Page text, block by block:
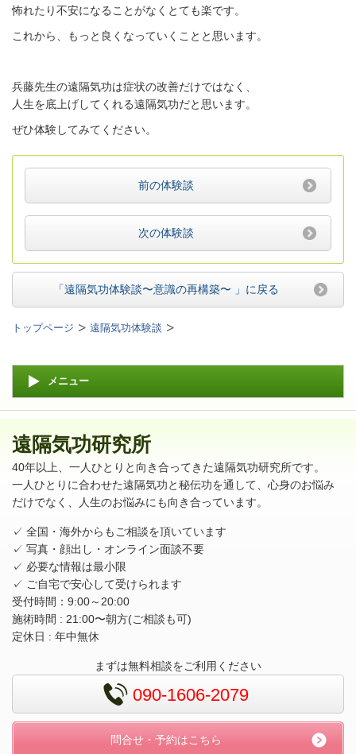
怖れたり不安になることがなくとても楽です。
これから、もっと良くなっていくことと思います。
兵藤先生の遠隔気功は症状の改善だけではなく、
人生を底上げしてくれる遠隔気功だと思います。
ぜひ体験してみてください。
前の体験談
次の体験談
「遠隔気功体験談〜意識の再構築〜 」 に戻る
トップページ 遠隔気功体験談
メニュー
遠隔気功研究所
40年以上、一人ひとりと向き合ってきた遠隔気功研究所です。
一人ひとりに合わせた遠隔気功と秘伝功を通して、心身のお悩み
だけでなく、人生のお悩みにも向き合っています。
✓ 全国・海外からもご相談を頂いています
✓ 写真・顔出し・オンライン面談不要
✓ 必要な情報は最小限
✓ ご自宅で安心して受けられます
受付時間：9:00～20:00
施術時間 : 21:00〜朝方(ご相談も可)
定休日 : 年中無休
まずは無料相談をご利用ください
090-1606-2079
問合せ・予約はこちら